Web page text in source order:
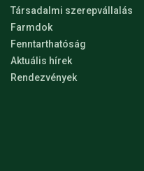
Társadalmi szerepvállalás
Farmdok
Fenntarthatóság
Aktuális hírek
Rendezvények